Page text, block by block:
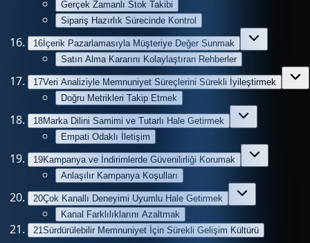
Gerçek Zamanlı Stok Takibi
Sipariş Hazırlık Sürecinde Kontrol
16 İçerik Pazarlamasıyla Müşteriye Değer Sunmak
Satın Alma Kararını Kolaylaştıran Rehberler
17Veri Analiziyle Memnuniyet Süreçlerini Sürekli İyileştirmek
Doğru Metrikleri Takip Etmek
18Marka Dilini Samimi ve Tutarlı Hale Getirmek
Empati Odaklı İletişim
19Kampanya ve İndirimlerde Güvenilirliği Korumak
Anlaşılır Kampanya Koşulları
20Çok Kanallı Deneyimi Uyumlu Hale Getirmek
Kanal Farklılıklarını Azaltmak
21 Sürdürülebilir Memnuniyet İçin Sürekli Gelişim Kültürü